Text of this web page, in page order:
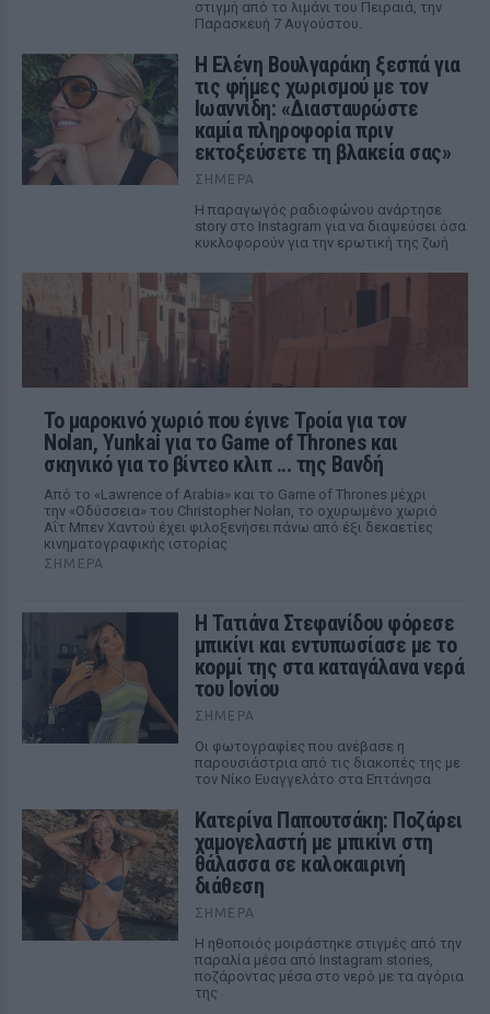
στιγμή από το λιμάνι του Πειραιά, την
Παρασκευή 7 Αυγούστου.
Η Ελένη Βουλγαράκη ξεσπά για
τις φήμες χωρισμού με τον
Ιωαννίδη: «Διασταυρώστε
καμία πληροφορία πριν
εκτοξεύσετε τη βλακεία σας»
ΣΉΜΕΡΑ
Η παραγωγός ραδιοφώνου ανάρτησε
story στο Instagram για να διαψεύσει όσα
κυκλοφορούν για την ερωτική της ζωή
Το μαροκινό χωριό που έγινε Τροία για τον
Nolan, Yunkai για το Game of Thrones και
σκηνικό για το βίντεο κλιπ ... της Βανδή
Από το «Lawrence of Arabia» και το Game of Thrones μέχρι
την «Οδύσσεια» του Christopher Nolan, το οχυρωμένο χωριό
Αΐτ Μπεν Χαντού έχει φιλοξενήσει πάνω από έξι δεκαετίες
κινηματογραφικής ιστορίας
ΣΉΜΕΡΑ
Η Τατιάνα Στεφανίδου φόρεσε
μπικίνι και εντυπωσίασε με το
κορμί της στα καταγάλανα νερά
του Ιονίου
ΣΉΜΕΡΑ
Οι φωτογραφίες που ανέβασε η
παρουσιάστρια από τις διακοπές της με
τον Νίκο Ευαγγελάτο στα Επτάνησα
Κατερίνα Παπουτσάκη: Ποζάρει
χαμογελαστή με μπικίνι στη
θάλασσα σε καλοκαιρινή
διάθεση
ΣΉΜΕΡΑ
Η ηθοποιός μοιράστηκε στιγμές από την
παραλία μέσα από Instagram stories,
ποζάροντας μέσα στο νερό με τα αγόρια
της